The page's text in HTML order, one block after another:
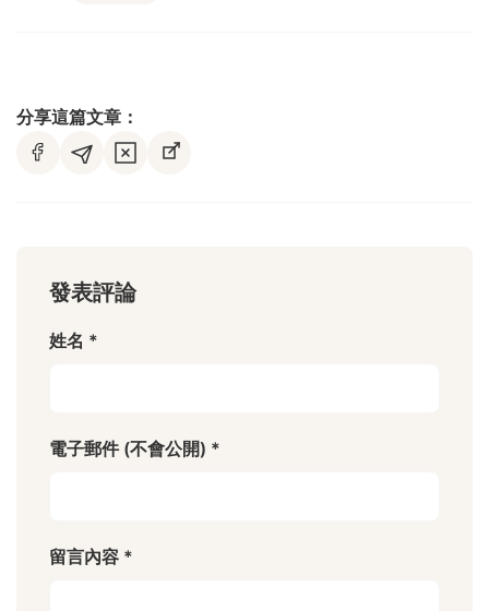
分享這篇文章：
發表評論
姓名 *
電子郵件 (不會公開) *
留言內容 *